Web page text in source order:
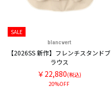
SALE
blancvert
【2026SS 新作】フレンチスタンドブ
ラウス
￥22,880(税込)
20%OFF